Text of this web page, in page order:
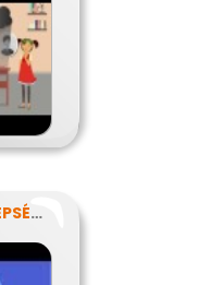
A CSALÁDI ÉLET SZÉPSÉGEI ÉS NEHÉZSÉGEI